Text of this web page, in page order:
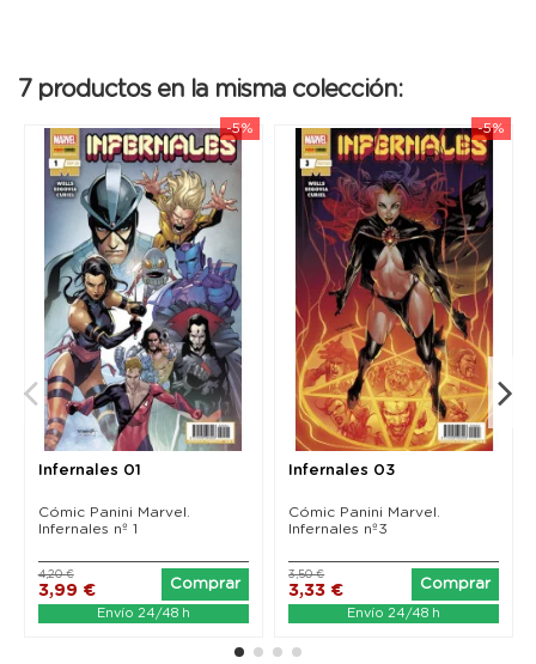
7 productos en la misma colección:
-5%
Infernales 01
Cómic Panini Marvel.
Infernales nº 1
3,99 €
4,20 €
Comprar
Envío 24/48 h
-5%
Infernales 03
Cómic Panini Marvel.
Infernales nº3
3,33 €
3,50 €
Comprar
Envío 24/48 h